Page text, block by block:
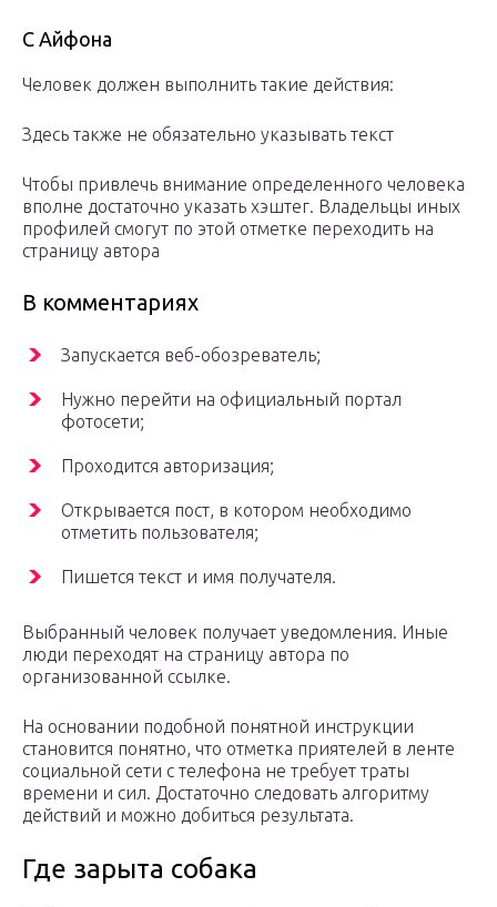
С Айфона
Человек должен выполнить такие действия:
Здесь также не обязательно указывать текст
Чтобы привлечь внимание определенного человека
вполне достаточно указать хэштег. Владельцы иных
профилей смогут по этой отметке переходить на
страницу автора
В комментариях
Запускается веб-обозреватель;
Нужно перейти на официальный портал
фотосети;
Проходится авторизация;
Открывается пост, в котором необходимо
отметить пользователя;
Пишется текст и имя получателя.
Выбранный человек получает уведомления. Иные
люди переходят на страницу автора по
организованной ссылке.
На основании подобной понятной инструкции
становится понятно, что отметка приятелей в ленте
социальной сети с телефона не требует траты
времени и сил. Достаточно следовать алгоритму
действий и можно добиться результата.
Где зарыта собака